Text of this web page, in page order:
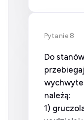
Pytanie 8
Do
należą:
1)